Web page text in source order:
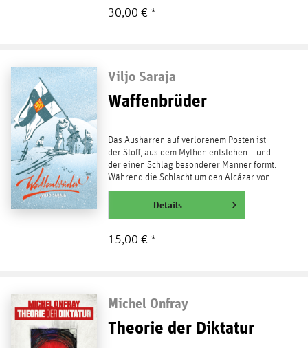
30,00 € *
Viljo Saraja
Waffenbrüder
Das Ausharren auf verlorenem Posten ist
der Stoff, aus dem Mythen entstehen – und
der einen Schlag besonderer Männer formt.
Während die Schlacht um den Alcázar von
Toledo zum...
weiterlesenDetails
15,00 € *
Michel Onfray
Theorie der Diktatur